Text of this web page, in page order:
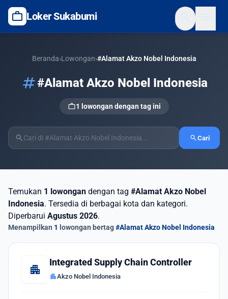
work Loker Sukabumi
Beranda›Lowongan›#Alamat Akzo Nobel Indonesia
tag#Alamat Akzo Nobel Indonesia
work1 lowongan dengan tag ini
search searchCari
Temukan 1 lowongan dengan tag #Alamat Akzo Nobel
Indonesia. Tersedia di berbagai kota dan kategori.
Diperbarui Agustus 2026.
Menampilkan 1 lowongan bertag#Alamat Akzo Nobel Indonesia
apartment
Integrated Supply Chain Controller
apartmentAkzo Nobel Indonesia